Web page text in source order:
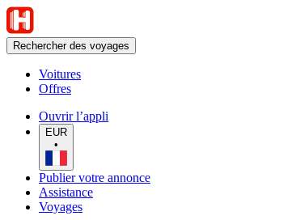
Rechercher des voyages
Voitures
Offres
Ouvrir l’appli
EUR
•
Publier votre annonce
Assistance
Voyages